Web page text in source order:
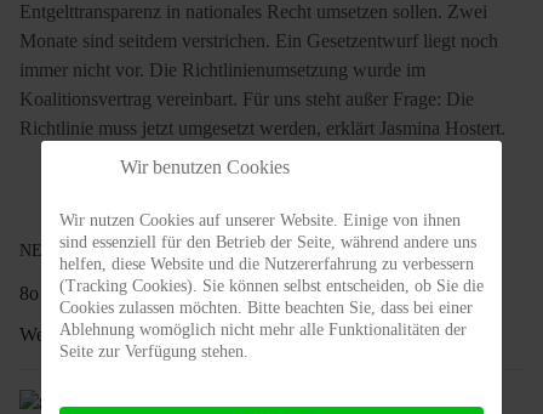
Entgelttransparenz in nationales Recht umsetzen sollen. Zwei
Monate sind seitdem verstrichen. Ein Gesetzentwurf liegt noch
immer nicht vor. Die Richtlinienumsetzung wurde im
Koalitionsvertrag vereinbart. Für uns steht außer Frage: Die
Richtlinie muss jetzt umgesetzt werden, erklärt Jasmina Hostert.
NEWS
8o Jahre SPD Kottenheim, ein Grund zu feiern
Weiterlesen …
Wir benutzen Cookies
Wir nutzen Cookies auf unserer Website. Einige von ihnen
sind essenziell für den Betrieb der Seite, während andere uns
helfen, diese Website und die Nutzererfahrung zu verbessern
(Tracking Cookies). Sie können selbst entscheiden, ob Sie die
Cookies zulassen möchten. Bitte beachten Sie, dass bei einer
Ablehnung womöglich nicht mehr alle Funktionalitäten der
Seite zur Verfügung stehen.